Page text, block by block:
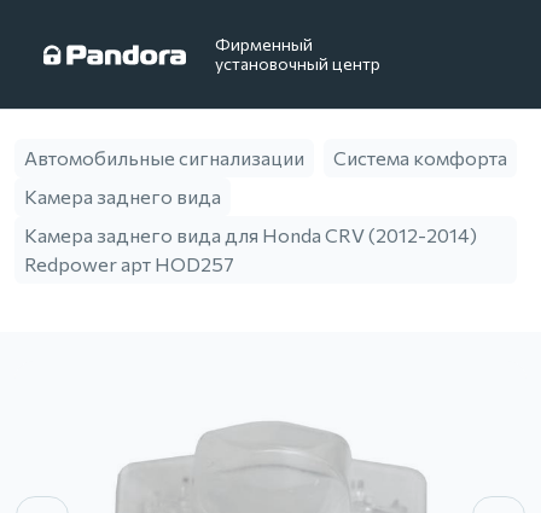
Фирменный
установочный центр
Автомобильные сигнализации
Система комфорта
Камера заднего вида
Камера заднего вида для Honda CRV (2012-2014)
Redpower арт HOD257